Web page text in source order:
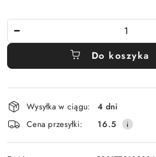
Do koszyka
Dostępność
i
dostawa
Wysyłka w ciągu:
4 dni
Cena przesyłki:
16.5